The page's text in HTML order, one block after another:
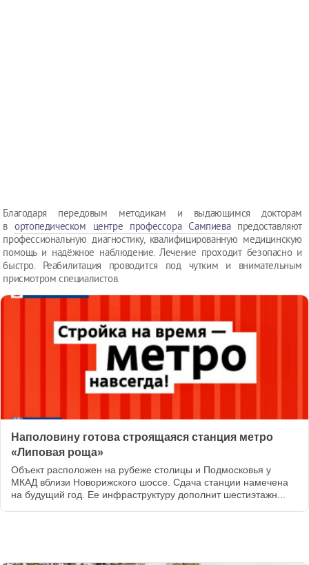
Благодаря передовым методикам и выдающимся докторам
вортопедическом центре профессора Сампиевапредоставляют
профессиональную диагностику, квалифицированную медицинскую
помощь и надёжное наблюдение. Лечение проходит безопасно и
быстро. Реабилитация проводится под чутким и внимательным
присмотром специалистов.